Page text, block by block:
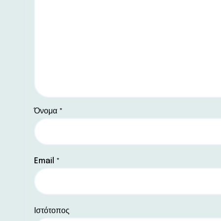
Όνομα *
Email *
Ιστότοπος